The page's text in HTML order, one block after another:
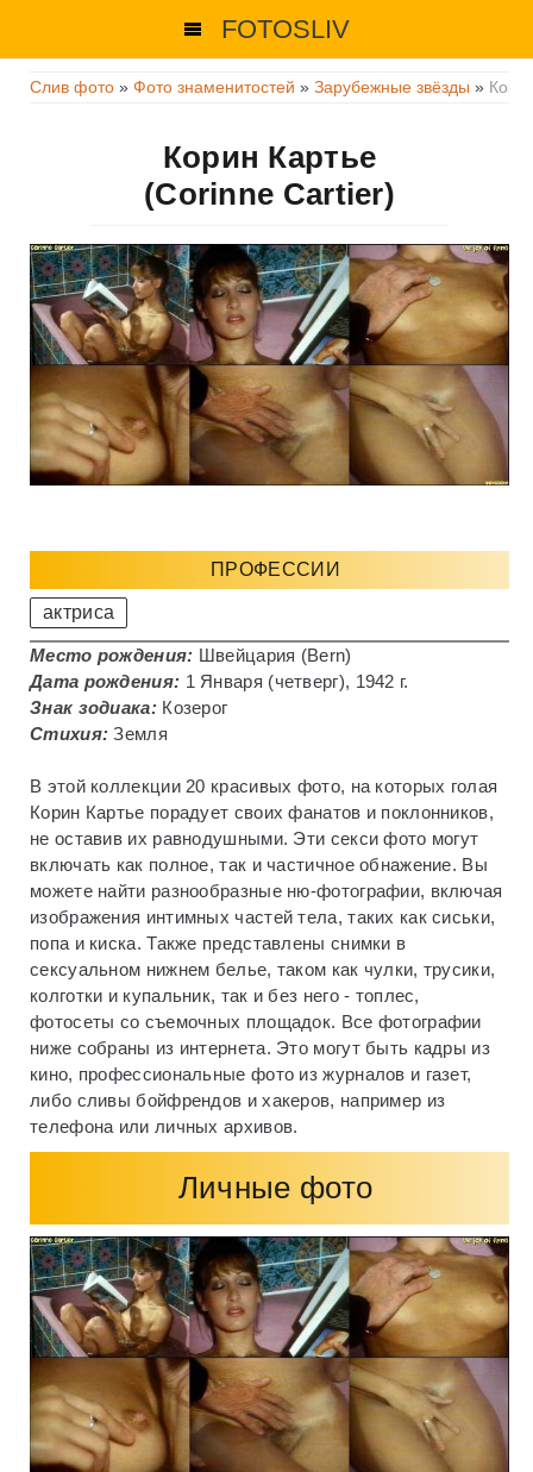
FOTOSLIV
Слив фото » Фото знаменитостей » Зарубежные звёзды »
Корин Картье
(Corinne Cartier)
ПРОФЕССИИ
актриса
Место рождения: Швейцария (Bern)
Дата рождения: 1 Января (четверг), 1942 г.
Знак зодиака:Козерог
Стихия: Земля
В этой коллекции 20 красивых фото, на которых голая
Корин Картье порадует своих фанатов и поклонников,
не оставив их равнодушными. Эти секси фото могут
включать как полное, так и частичное обнажение. Вы
можете найти разнообразные ню-фотографии, включая
изображения интимных частей тела, таких как сиськи,
попа и киска. Также представлены снимки в
сексуальном нижнем белье, таком как чулки, трусики,
колготки и купальник, так и без него - топлес,
фотосеты со съемочных площадок. Все фотографии
ниже собраны из интернета. Это могут быть кадры из
кино, профессиональные фото из журналов и газет,
либо сливы бойфрендов и хакеров, например из
телефона или личных архивов.
Личные фото